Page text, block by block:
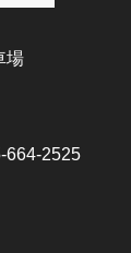
場
664-2525